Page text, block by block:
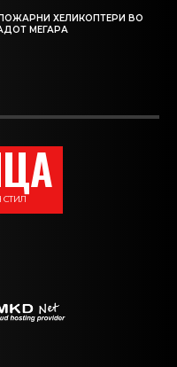
ХЕЛИКОПТЕРИ ВО
МЕГАРА